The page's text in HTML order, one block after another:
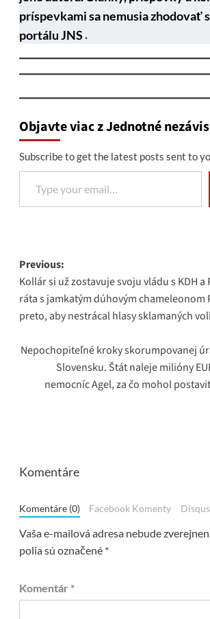
príspevkami sa nemusia zhodovať
portálu JNS.
Objavte viac z Jednotné
Subscribe to get the latest posts sent to
Type your email…
Post
navigation
Previous:
Kollár si už zostavuje svoju vládu s KDH a
ráta s jamkatým dúhovým chameleonom
preto, aby nestrácal hlasy sklamaných
Nepochopiteľné kroky skorumpovanej
Slovensku. Štát naleje milióny
nemocníc Agel, za čo mohol
Komentáre
Komentáre (0) Facebook Komenty
Vaša e-mailová adresa nebude
polia sú označené *
Komentár *